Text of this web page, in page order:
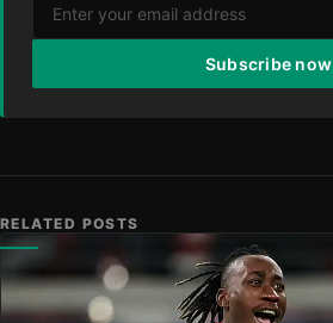
Subscribe now
RELATED POSTS